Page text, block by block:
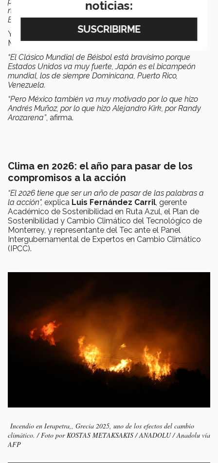
nombres importantes son Randall Willars y Alejandra
Estudillo",
Y en cuanto al Clásico Mundial de beisbol, destaca que
México podría tener oportunidad de destacar.
“El Clásico Mundial de Béisbol está bravísimo porque
Estados Unidos va muy fuerte, Japón es el bicampeón
mundial, los de siempre Dominicana, Puerto Rico,
Venezuela.
“Pero México también va muy motivado por lo que hizo
Andrés Muñoz, por lo que hizo Alejandro Kirk, por Randy
Arozarena”, afirma.
Clima en 2026: el año para pasar de los
compromisos a la acción
“El 2026 tiene que ser un año de pasar de las palabras a
la acción", explica Luis Fernández Carril, gerente
Académico de Sostenibilidad en Ruta Azul, el Plan de
Sostenibilidad y Cambio Climático del Tecnológico de
Monterrey, y representante del Tec ante el Panel
Intergubernamental de Expertos en Cambio Climático
(IPCC).
Incendio en Ierapetra,, Grecia 2025, uno de los efectos del cambio
climático. / Foto por KOSTAS METAKSAKIS / ANADOLU / Anadolu vía
AFP
noticias: